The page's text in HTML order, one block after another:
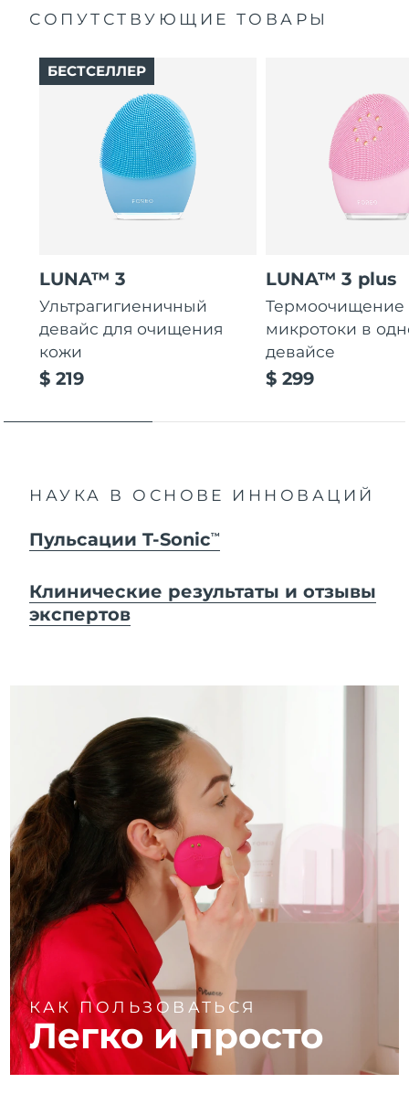
СОПУТСТВУЮЩИЕ ТОВАРЫ
LUNA™ 3
Ультрагигиеничный
девайс для очищения
кожи
$ 219
БЕСТСЕЛЛЕР
LUNA™ 3 plus
Термоочищение
микротоки в
девайсе
$ 299
НАУКА В ОСНОВЕ ИННОВАЦИЙ
Пульсации T-SonicTM
Клинические результаты и отзывы
экспертов
КАК ПОЛЬЗОВАТЬСЯ
Легко и просто